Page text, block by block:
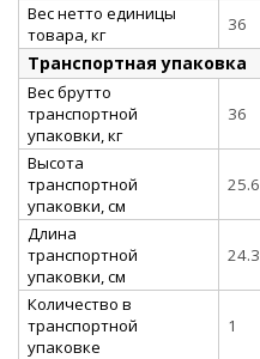
Вес нетто единицы
товара, кг
36
Транспортная упаковка
Вес брутто
транспортной
упаковки, кг
36
Высота
транспортной
упаковки, см
25.6
Длина
транспортной
упаковки, см
24.3
Количество в
транспортной
упаковке
1